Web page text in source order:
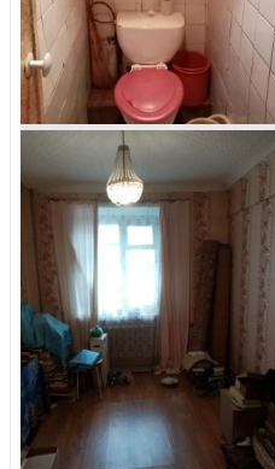
Личный кабинет
Управляйте
публикации и получайте